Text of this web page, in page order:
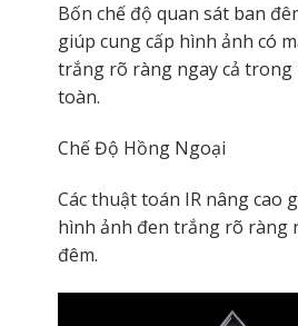
Bốn chế độ quan sát ban
giúp cung cấp hình ảnh có
trắng rõ ràng ngay cả
toàn.
Chế Độ Hồng Ngoại
Các thuật toán IR nâng cao
hình ảnh đen trắng rõ ràng
đêm.